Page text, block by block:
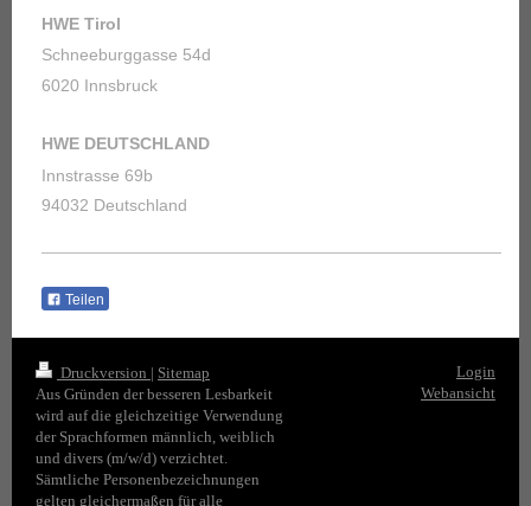
HWE Tirol
Schneeburggasse 54d
6020 Innsbruck
HWE DEUTSCHLAND
Innstrasse 69b
94032 Deutschland
Teilen
Druckversion | Sitemap
Aus Gründen der besseren Lesbarkeit
wird auf die gleichzeitige Verwendung
der Sprachformen männlich, weiblich
und divers (m/w/d) verzichtet.
Sämtliche Personenbezeichnungen
gelten gleichermaßen für alle
Login
Webansicht